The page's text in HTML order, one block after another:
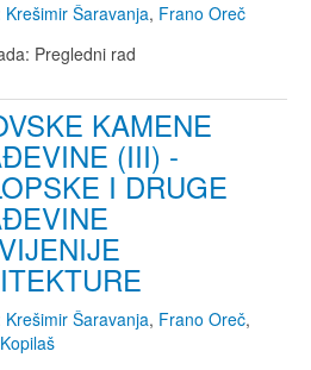
Krešimir Šaravanja, Frano Oreč
Pregledni rad
KAMENE
(III) -
I DRUGE
Krešimir Šaravanja, Frano Oreč,